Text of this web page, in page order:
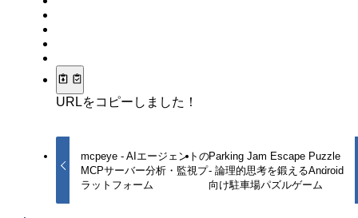
URLをコピーしました！
mcpeye - AIエージェントの
MCPサーバー分析・監視プ
ラットフォーム
Parking Jam Escape Puzzle
- 論理的思考を鍛えるAndroid
向け駐車場パズルゲーム